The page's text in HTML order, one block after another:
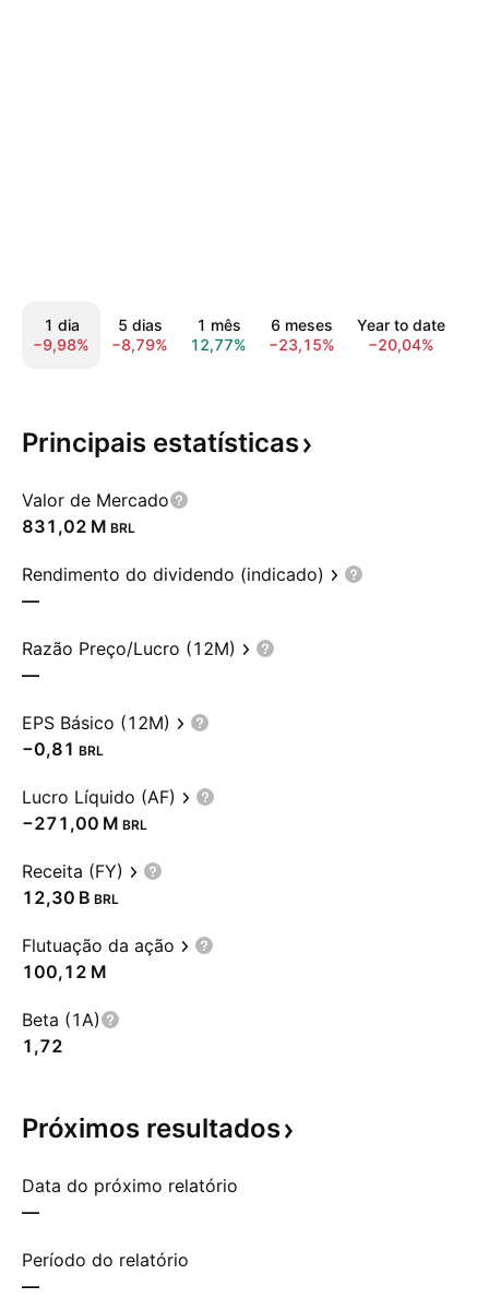
1 dia
−9,98%
5 dias
−8,79%
1 mês
12,77%
6 meses
−23,15%
Year to date
−20,04%
Principais estatísticas
Valor de Mercado
‪831,02 M‬ BRL
Rendimento do dividendo (indicado)
—
Razão Preço/Lucro (12M)
—
EPS Básico (12M)
−0,81 BRL
Lucro Líquido (AF)
‪−271,00 M‬ BRL
Receita (FY)
‪12,30 B‬ BRL
Flutuação da ação
‪100,12 M‬
Beta (1A)
1,72
Próximos resultados
Data do próximo relatório
—
Período do relatório
—